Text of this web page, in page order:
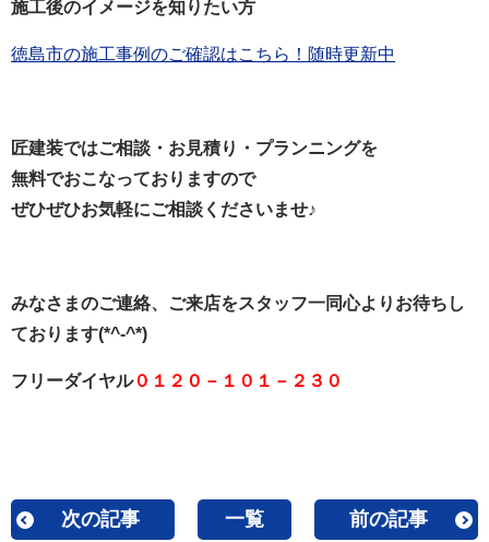
施工後のイメージを知りたい方
徳島市の施工事例のご確認はこちら！随時更新中
匠建装ではご相談・お見積り・プランニングを
無料でおこなっておりますので
ぜひぜひお気軽にご相談くださいませ♪
みなさまのご連絡、ご来店をスタッフ一同心よりお待ちし
ております(*^-^*)
フリーダイヤル０１２０－１０１－２３０
次の記事 一覧 前の記事